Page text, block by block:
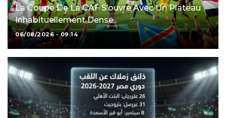
La Coupe De La CAF S’ouvre Avec Un Plateau
Inhabituellement Dense
06/08/2026 - 09:14